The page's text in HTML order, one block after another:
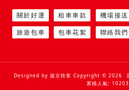
關於好運 租車車款 機場接送
旅遊包車
包車花絮 聯絡我們
Designed by 揚京快客 Copyright © 2026
累積人氣: